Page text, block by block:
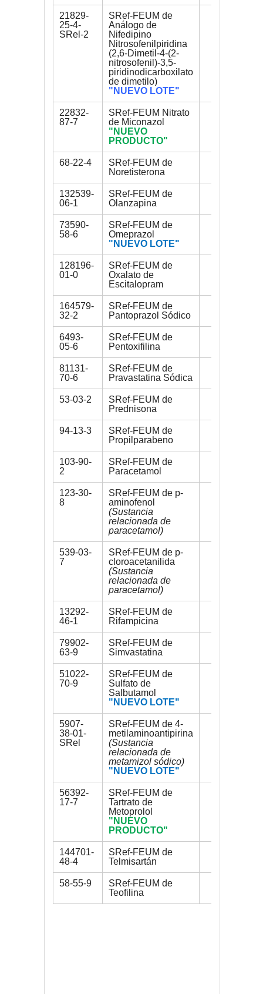
21829-
25-4-
SRel-2
SRef-FEUM de
Análogo de
Nifedipino
Nitrosofenilpiridina
(2,6-Dimetil-4-(2-
nitrosofenil)-3,5-
piridinodicarboxilato
de dimetilo)
"NUEVO LOTE"
22832-
87-7
SRef-FEUM Nitrato
de Miconazol
"NUEVO
PRODUCTO"
68-22-4
SRef-FEUM de
Noretisterona
132539-
06-1
SRef-FEUM de
Olanzapina
73590-
58-6
SRef-FEUM de
Omeprazol
"NUEVO LOTE"
128196-
01-0
SRef-FEUM de
Oxalato de
Escitalopram
164579-
32-2
SRef-FEUM de
Pantoprazol Sódico
6493-
05-6
SRef-FEUM de
Pentoxifilina
81131-
70-6
SRef-FEUM de
Pravastatina Sódica
53-03-2
SRef-FEUM de
Prednisona
94-13-3
SRef-FEUM de
Propilparabeno
103-90-
2
SRef-FEUM de
Paracetamol
123-30-
8
SRef-FEUM de p-
aminofenol
(Sustancia
relacionada de
paracetamol)
539-03-
7
SRef-FEUM de p-
cloroacetanilida
(Sustancia
relacionada de
paracetamol)
13292-
46-1
SRef-FEUM de
Rifampicina
79902-
63-9
SRef-FEUM de
Simvastatina
51022-
70-9
SRef-FEUM de
Sulfato de
Salbutamol
"NUEVO LOTE"
5907-
38-01-
SRel
SRef-FEUM de 4-
metilaminoantipirina
(Sustancia
relacionada de
metamizol sódico)
"NUEVO LOTE"
56392-
17-7
SRef-FEUM de
Tartrato de
Metoprolol
"NUEVO
PRODUCTO"
144701-
48-4
SRef-FEUM de
Telmisartán
58-55-9
SRef-FEUM de
Teofilina